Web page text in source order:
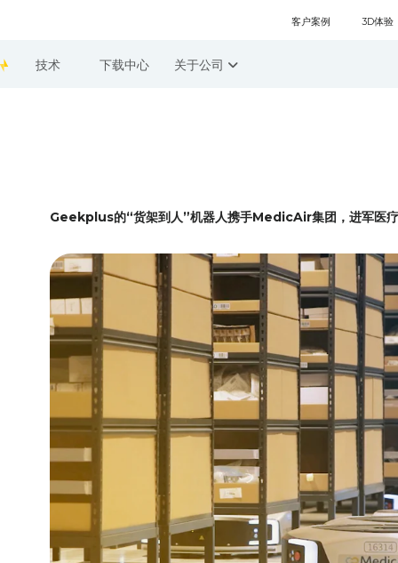
客户案例 3D体验
技术 下载中心 关于公司
Geekplus的“货架到人”机器人携手MedicAir集团，进军医